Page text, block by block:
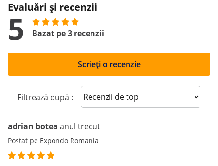
Evaluări și recenzii
5 Bazat pe 3 recenzii
Scrieți o recenzie
Filtrează după : Sort reviews
adrian botea anul trecut
Postat pe Expondo Romania